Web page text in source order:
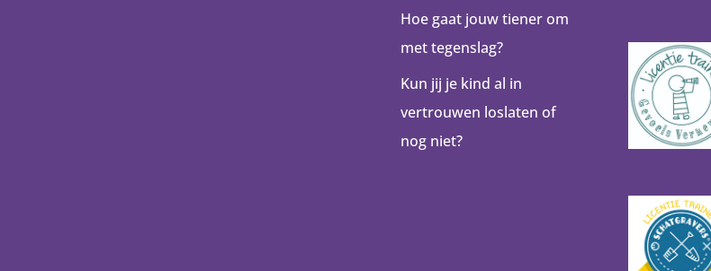
Hoe gaat jouw tiener om
met tegenslag?
Kun jij je kind al in
vertrouwen loslaten of
nog niet?